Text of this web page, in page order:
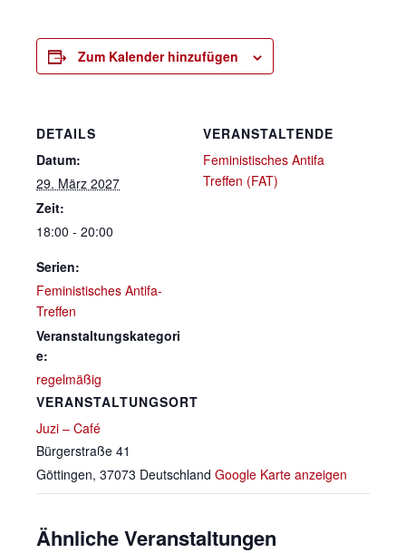
Zum Kalender hinzufügen
DETAILS
Datum:
29. März 2027
Zeit:
18:00 - 20:00
Serien:
Feministisches Antifa-
Treffen
Veranstaltungskategori
e:
regelmäßig
VERANSTALTUNGSORT
Juzi – Café
Bürgerstraße 41
Göttingen, 37073 Deutschland Google Karte anzeigen
VERANSTALTENDE
Feministisches Antifa
Treffen (FAT)
Ähnliche Veranstaltungen